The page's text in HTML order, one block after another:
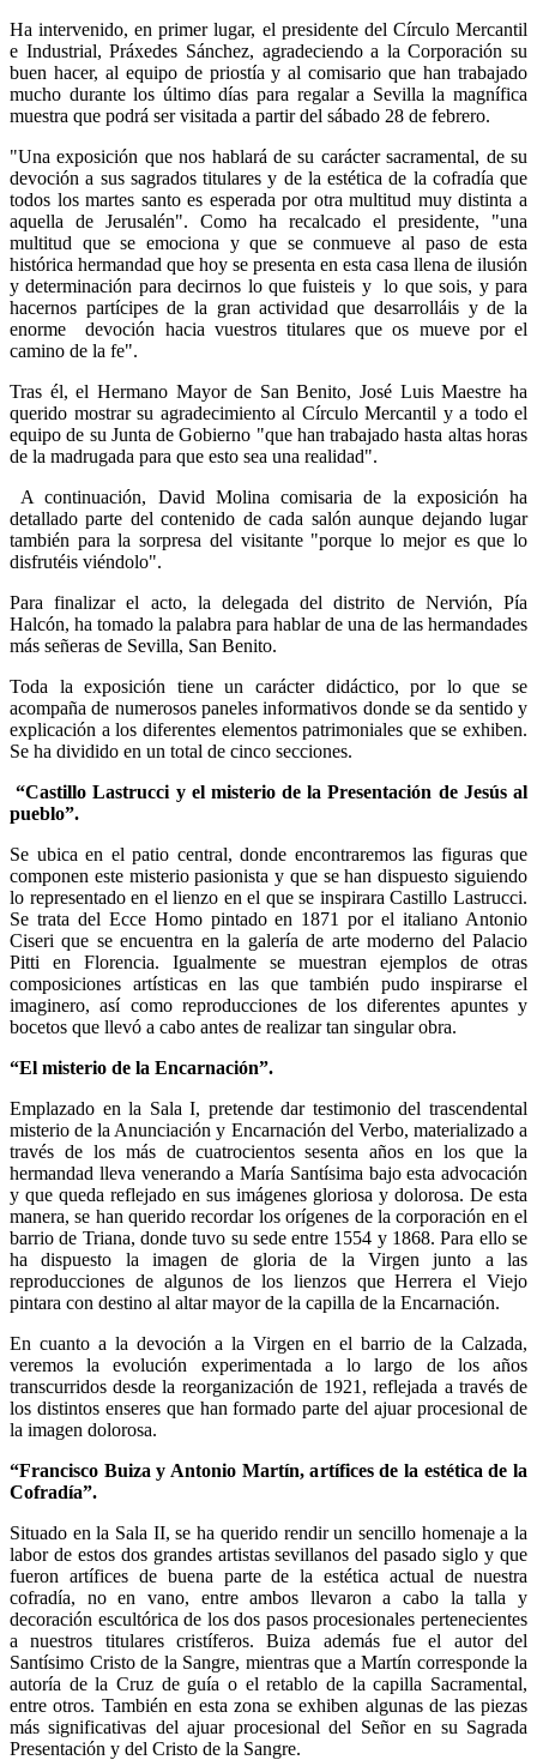
Ha intervenido, en primer lugar, el presidente del Círculo Mercantil
e Industrial, Práxedes Sánchez, agradeciendo a la Corporación su
buen hacer, al equipo de priostía y al comisario que han trabajado
mucho durante los último días para regalar a Sevilla la magnífica
muestra que podrá ser visitada a partir del sábado 28 de febrero.
"Una exposición que nos hablará de su carácter sacramental, de su
devoción a sus sagrados titulares y de la estética de la cofradía que
todos los martes santo es esperada por otra multitud muy distinta a
aquella de Jerusalén". Como ha recalcado el presidente, "una
multitud que se emociona y que se conmueve al paso de esta
histórica hermandad que hoy se presenta en esta casa llena de ilusión
y determinación para decirnos lo que fuisteis y lo que sois, y para
hacernos partícipes de la gran actividad que desarrolláis y de la
enorme devoción hacia vuestros titulares que os mueve por el
camino de la fe".
Tras él, el Hermano Mayor de San Benito, José Luis Maestre ha
querido mostrar su agradecimiento al Círculo Mercantil y a todo el
equipo de su Junta de Gobierno "que han trabajado hasta altas horas
de la madrugada para que esto sea una realidad".
A continuación, David Molina comisaria de la exposición ha
detallado parte del contenido de cada salón aunque dejando lugar
también para la sorpresa del visitante "porque lo mejor es que lo
disfrutéis viéndolo".
Para finalizar el acto, la delegada del distrito de Nervión, Pía
Halcón, ha tomado la palabra para hablar de una de las hermandades
más señeras de Sevilla, San Benito.
Toda la exposición tiene un carácter didáctico, por lo que se
acompaña de numerosos paneles informativos donde se da sentido y
explicación a los diferentes elementos patrimoniales que se exhiben.
Se ha dividido en un total de cinco secciones.
“Castillo Lastrucci y el misterio de la Presentación de Jesús al
pueblo”.
Se ubica en el patio central, donde encontraremos las figuras que
componen este misterio pasionista y que se han dispuesto siguiendo
lo representado en el lienzo en el que se inspirara Castillo Lastrucci.
Se trata del Ecce Homo pintado en 1871 por el italiano Antonio
Ciseri que se encuentra en la galería de arte moderno del Palacio
Pitti en Florencia. Igualmente se muestran ejemplos de otras
composiciones artísticas en las que también pudo inspirarse el
imaginero, así como reproducciones de los diferentes apuntes y
bocetos que llevó a cabo antes de realizar tan singular obra.
“El misterio de la Encarnación”.
Emplazado en la Sala I, pretende dar testimonio del trascendental
misterio de la Anunciación y Encarnación del Verbo, materializado a
través de los más de cuatrocientos sesenta años en los que la
hermandad lleva venerando a María Santísima bajo esta advocación
y que queda reflejado en sus imágenes gloriosa y dolorosa. De esta
manera, se han querido recordar los orígenes de la corporación en el
barrio de Triana, donde tuvo su sede entre 1554 y 1868. Para ello se
ha dispuesto la imagen de gloria de la Virgen junto a las
reproducciones de algunos de los lienzos que Herrera el Viejo
pintara con destino al altar mayor de la capilla de la Encarnación.
En cuanto a la devoción a la Virgen en el barrio de la Calzada,
veremos la evolución experimentada a lo largo de los años
transcurridos desde la reorganización de 1921, reflejada a través de
los distintos enseres que han formado parte del ajuar procesional de
la imagen dolorosa.
“Francisco Buiza y Antonio Martín, artífices de la estética de la
Cofradía”.
Situado en la Sala II, se ha querido rendir un sencillo homenaje a la
labor de estos dos grandes artistas sevillanos del pasado siglo y que
fueron artífices de buena parte de la estética actual de nuestra
cofradía, no en vano, entre ambos llevaron a cabo la talla y
decoración escultórica de los dos pasos procesionales pertenecientes
a nuestros titulares cristíferos. Buiza además fue el autor del
Santísimo Cristo de la Sangre, mientras que a Martín corresponde la
autoría de la Cruz de guía o el retablo de la capilla Sacramental,
entre otros. También en esta zona se exhiben algunas de las piezas
más significativas del ajuar procesional del Señor en su Sagrada
Presentación y del Cristo de la Sangre.